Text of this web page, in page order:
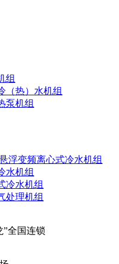
组
（热）水机组
泵机组
浮变频离心式冷水机组
水机组
冷水机组
处理机组
”全国连锁